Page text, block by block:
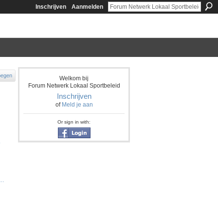
Inschrijven Aanmelden
Welkom bij
Forum Netwerk Lokaal Sportbeleid
Inschrijven
of Meld je aan
Or sign in with: